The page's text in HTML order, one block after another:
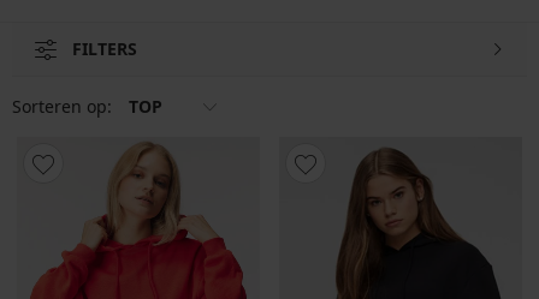
op. Het assortiment omvat basismodellen die geschikt zijn voor
over, zelfs als je liever iets draagt dat je over je hoofd heen aandoet, of
FILTERS
Sorteren op: TOP